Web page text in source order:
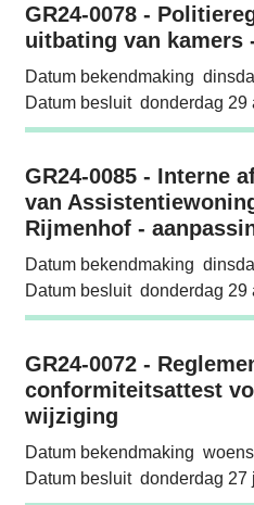
GR24-0078 -
GR24-0078 -
uitbating van kamers
Datum bekendmaking
Datum besluit donderdag 29
GR24-0085 - Interne
GR24-0085 - Interne
van
Rijmenhof -
Datum bekendmaking
Datum besluit donderdag 29
GR24-0072 -
GR24-0072 -
conformiteitsattest
wijziging
Datum bekendmaking
Datum besluit donderdag 27